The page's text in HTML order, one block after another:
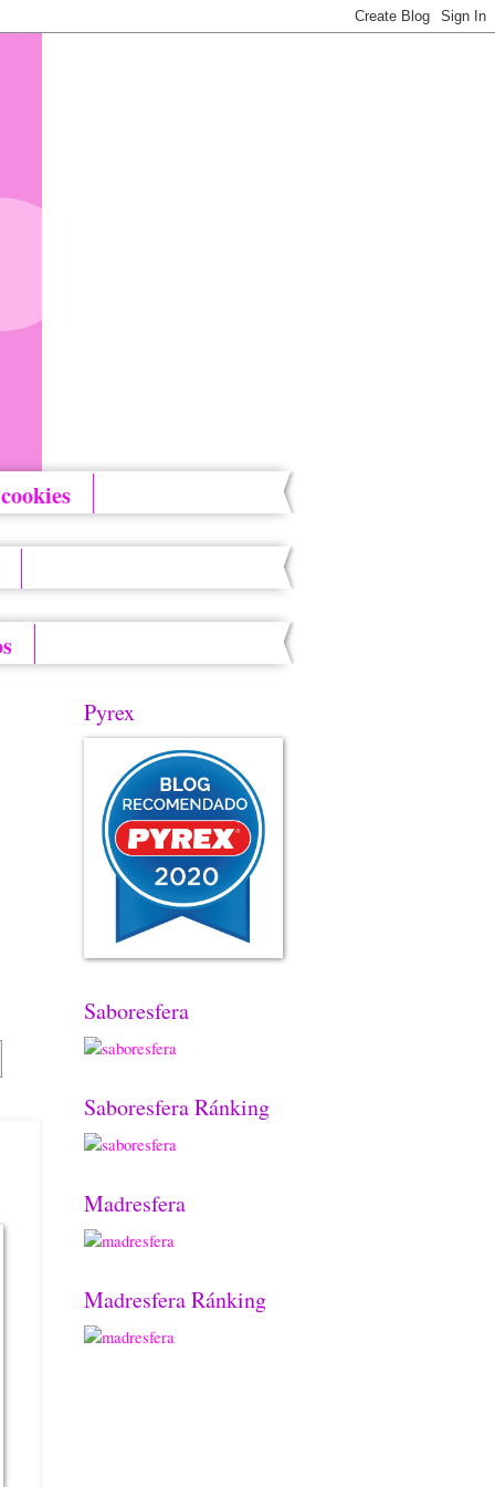
Pyrex
Saboresfera
Saboresfera Ránking
Madresfera
Madresfera Ránking